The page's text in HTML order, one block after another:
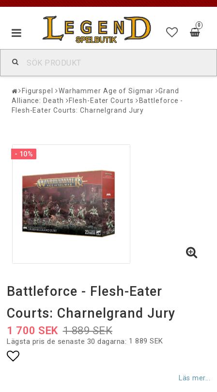
0
Figurspel Warhammer Age of Sigmar
Grand
Alliance: Death
Flesh-Eater Courts
Battleforce -
Flesh-Eater Courts: Charnelgrand Jury
- 10%
Battleforce - Flesh-Eater
Courts: Charnelgrand Jury
1 889 SEK
1 700 SEK
Lägsta pris de senaste 30 dagarna 1 889 SEK
Läs mer...